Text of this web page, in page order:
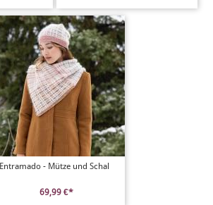
Entramado - Mütze und Schal
69,99 €*